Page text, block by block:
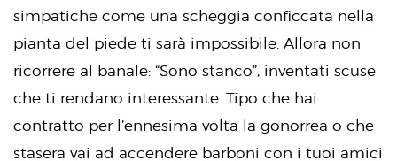
simpatiche come una scheggia conficcata nella
pianta del piede ti sarà impossibile. Allora non
ricorrere al banale: “Sono stanco”, inventati scuse
che ti rendano interessante. Tipo che hai
contratto per l’ennesima volta la gonorrea o che
stasera vai ad accendere barboni con i tuoi amici